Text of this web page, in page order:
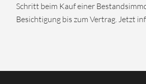
Schritt beim Kauf einer
Besichtigung bis zum Vertrag. Jetzt